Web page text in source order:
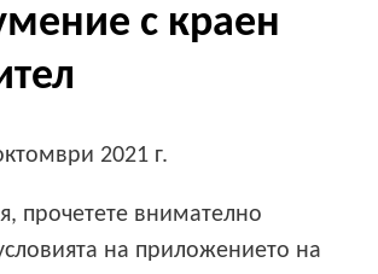
с краен
2021 г.
прочетете внимателно
на приложението на